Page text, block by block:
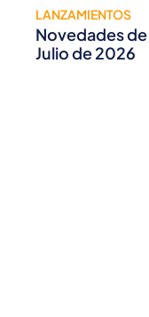
LANZAMIENTOS
Novedades
Julio de 2026